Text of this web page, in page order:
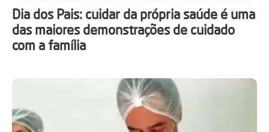
Dia dos Pais: cuidar da própria saúde é uma
das maiores demonstrações de cuidado
com a família